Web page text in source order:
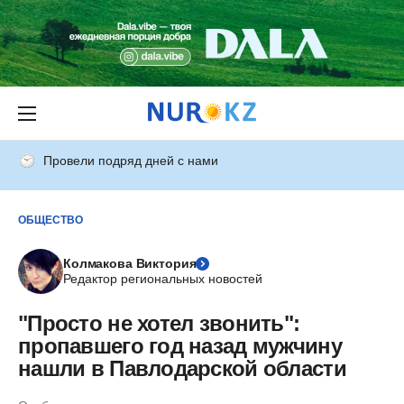
Провели подряд дней с нами
ОБЩЕСТВО
Колмакова Виктория
Редактор региональных новостей
"Просто не хотел звонить":
пропавшего год назад мужчину
нашли в Павлодарской области